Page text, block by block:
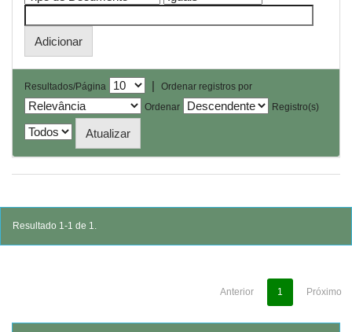
Resultados/Página |
Ordenar registros por
Ordenar
Registro(s)
Resultado 1-1 de 1.
Anterior 1 Próximo